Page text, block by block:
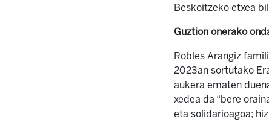
Beskoitzeko etxea
Guztion onerako
Robles Arangiz
2023an sortutako
aukera ematen
xedea da “bere
eta solidarioagoa;